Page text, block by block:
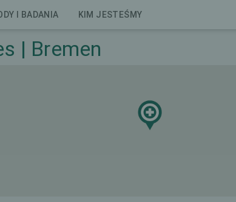
I BADANIA KIM JESTEŚMY
| Bremen